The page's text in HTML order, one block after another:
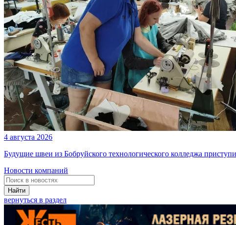
4 августа 2026
Будущие швеи из Бобруйского технологического колледжа
Новости компаний
Найти
вернуться в раздел